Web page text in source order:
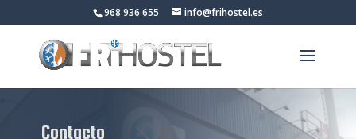
968 936 655 info@frihostel.es
Contacto